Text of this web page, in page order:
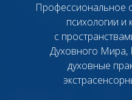
Профессиональное
психологии и
с
Духовного Мира,
духовные